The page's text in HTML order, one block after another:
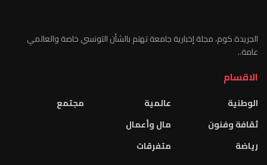
الجريدة كوم، مجلة إخبارية جامعة تهتم بالشأن التونسي خاصة والعالمي
عامة..
الاقسام
الوطنية
ثقافة وفنون
رياضة
عالمية
مال وأعمال
متفرقات
مجتمع